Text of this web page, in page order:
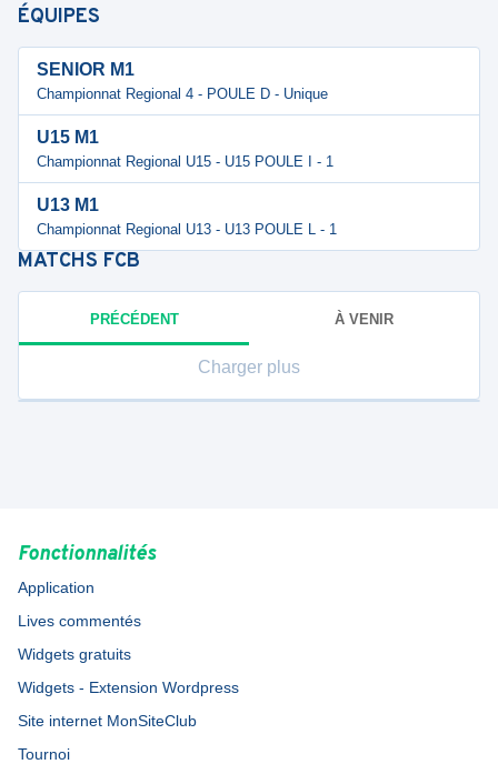
ÉQUIPES
SENIOR M1
Championnat Regional 4 - POULE D - Unique
U15 M1
Championnat Regional U15 - U15 POULE I - 1
U13 M1
Championnat Regional U13 - U13 POULE L - 1
MATCHS FCB
PRÉCÉDENT À VENIR
Charger plus
Fonctionnalités
Application
Lives commentés
Widgets gratuits
Widgets - Extension Wordpress
Site internet MonSiteClub
Tournoi